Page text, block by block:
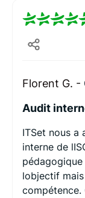
Florent G. -
Audit
ITSet nous a
interne de
lobjectif
compétence.